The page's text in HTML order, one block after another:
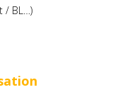
/ BL…)